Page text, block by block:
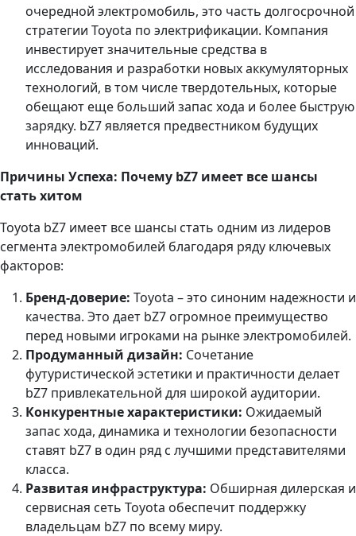
очередной электромобиль, это часть долгосрочной
стратегии Toyota по электрификации. Компания
инвестирует значительные средства в
исследования и разработки новых аккумуляторных
технологий, в том числе твердотельных, которые
обещают еще больший запас хода и более быструю
зарядку. bZ7 является предвестником будущих
инноваций.
Причины Успеха: Почему bZ7 имеет все шансы
стать хитом
Toyota bZ7 имеет все шансы стать одним из лидеров
сегмента электромобилей благодаря ряду ключевых
факторов:
Бренд-доверие: Toyota – это синоним надежности и
качества. Это дает bZ7 огромное преимущество
перед новыми игроками на рынке электромобилей.
Продуманный дизайн: Сочетание
футуристической эстетики и практичности делает
bZ7 привлекательной для широкой аудитории.
Конкурентные характеристики: Ожидаемый
запас хода, динамика и технологии безопасности
ставят bZ7 в один ряд с лучшими представителями
класса.
Развитая инфраструктура: Обширная дилерская и
сервисная сеть Toyota обеспечит поддержку
владельцам bZ7 по всему миру.